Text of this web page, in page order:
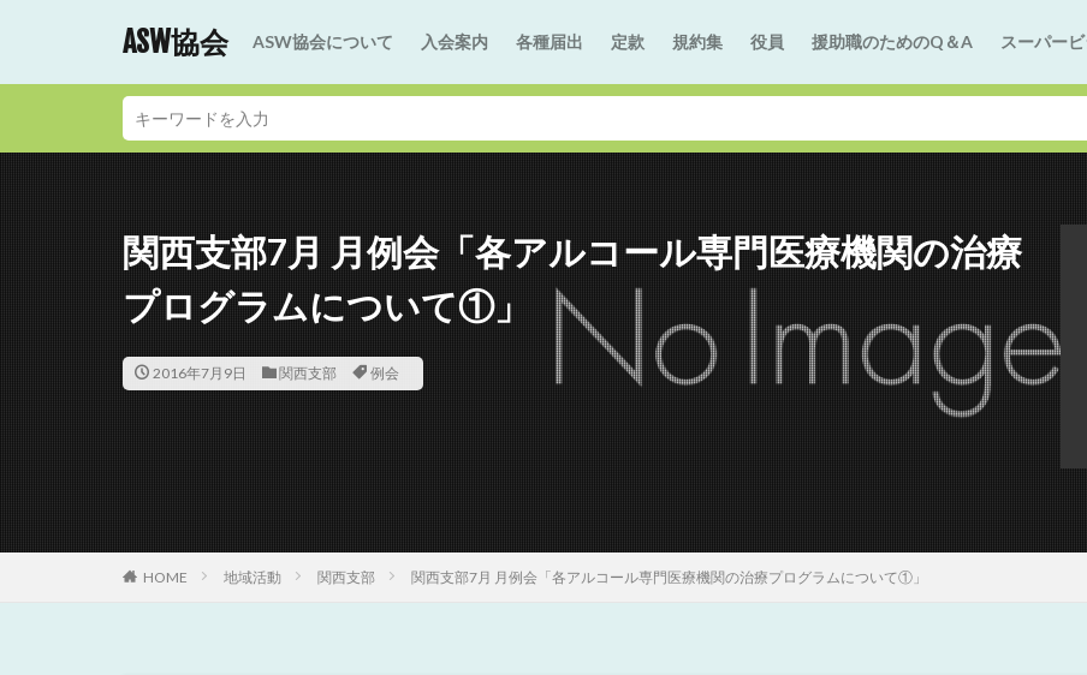
ASW協会 ASW協会について 入会案内 各種届出 定款 規約集 役員 援助職のためのQ＆A スーパー
関西支部7月 月例会「各アルコール専門医療機関の治療
プログラムについて①」
2016年7月9日 関西支部 例会
HOME 地域活動 関西支部 関西支部7月 月例会「各アルコール専門医療機関の治療プログラムについて①」